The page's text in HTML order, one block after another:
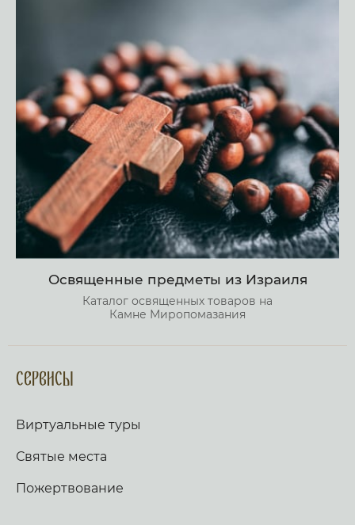
Освященные предметы из Израиля
Каталог освященных товаров на
Камне Миропомазания
Сервисы
Виртуальные туры
Святые места
Пожертвование